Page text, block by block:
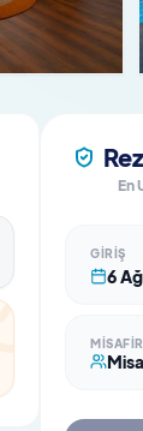
En
GIRIŞ
6